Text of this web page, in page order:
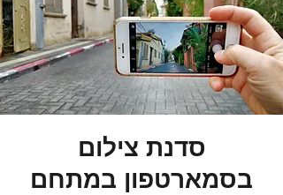
סדנת צילום
בסמארטפון במתחם